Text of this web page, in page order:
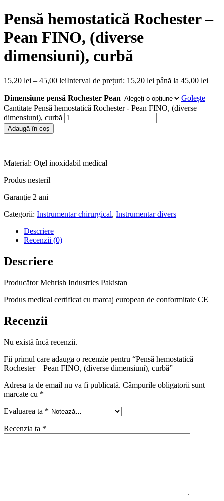
Pensă hemostatică Rochester –
Pean FINO, (diverse
dimensiuni), curbă
15,20 lei – 45,00 leiInterval de prețuri: 15,20 lei până la 45,00 lei
Dimensiune pensă Rochester Pean
Golește
Cantitate Pensă hemostatică Rochester - Pean FINO, (diverse
dimensiuni), curbă
Adaugă în coș
Material: Oţel inoxidabil medical
Produs nesteril
Garanţie 2 ani
Categorii: Instrumentar chirurgical, Instrumentar divers
Descriere
Recenzii (0)
Descriere
Producător Mehrish Industries Pakistan
Produs medical certificat cu marcaj european de conformitate CE
Recenzii
Nu există încă recenzii.
Fii primul care adauga o recenzie pentru “Pensă hemostatică
Rochester – Pean FINO, (diverse dimensiuni), curbă”
Adresa ta de email nu va fi publicată. Câmpurile obligatorii sunt
marcate cu *
Evaluarea ta *
Recenzia ta *